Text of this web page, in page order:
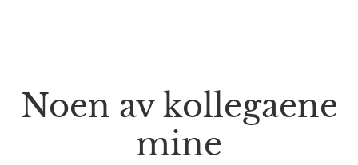
Noen av kollegaene
mine